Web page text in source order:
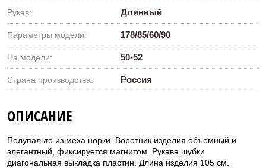
Рукав: Длинный
Параметры модели: 178/85/60/90
На модели: 50-52
Страна производства: Россия
ОПИСАНИЕ
Полупальто из меха норки. Воротник изделия объемный и
элегантный, фиксируется магнитом. Рукава шубки
диагональная выкладка пластин. Длина изделия 105 см.